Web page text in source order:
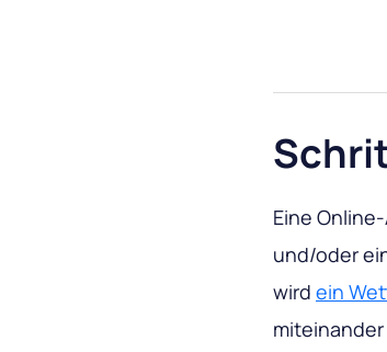
Eine
und/oder
wird ein